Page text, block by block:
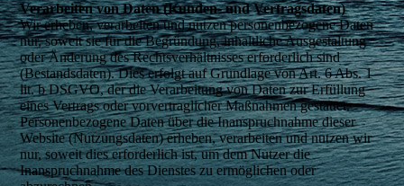
Verarbeiten von Daten (Kunden- und Vertragsdaten)
Wir erheben, verarbeiten und nutzen personenbezogene Daten
nur, soweit sie für die Begründung, inhaltliche Ausgestaltung
oder Änderung des Rechtsverhältnisses erforderlich sind
(Bestandsdaten). Dies erfolgt auf Grundlage von Art. 6 Abs. 1
lit. b DSGVO, der die Verarbeitung von Daten zur Erfüllung
eines Vertrags oder vorvertraglicher Maßnahmen gestattet.
Personenbezogene Daten über die Inanspruchnahme dieser
Website (Nutzungsdaten) erheben, verarbeiten und nutzen wir
nur, soweit dies erforderlich ist, um dem Nutzer die
Inanspruchnahme des Dienstes zu ermöglichen oder